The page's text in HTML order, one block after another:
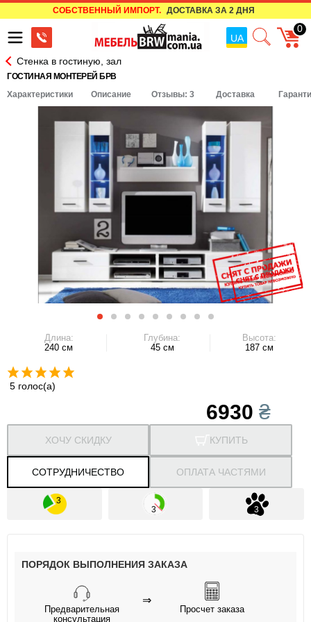
СОБСТВЕННЫЙ ИМПОРТ. ДОСТАВКА ЗА 2 ДНЯ
UA
0
Стенка в гостиную, зал
ГОСТИНАЯ МОНТЕРЕЙ БРВ
Характеристики
Описание Отзывы: 3 Доставка
Длина:
240 см
Глубина:
45 см
Высота:
187 см
5 голос(а)
6930₴
КУПИТЬ
СОТРУДНИЧЕСТВО
ХОЧУ СКИДКУ
ОПЛАТА ЧАСТЯМИ
ПОРЯДОК ВЫПОЛНЕНИЯ ЗАКАЗА
Предварительная
консультация
⇒
Просчет заказа